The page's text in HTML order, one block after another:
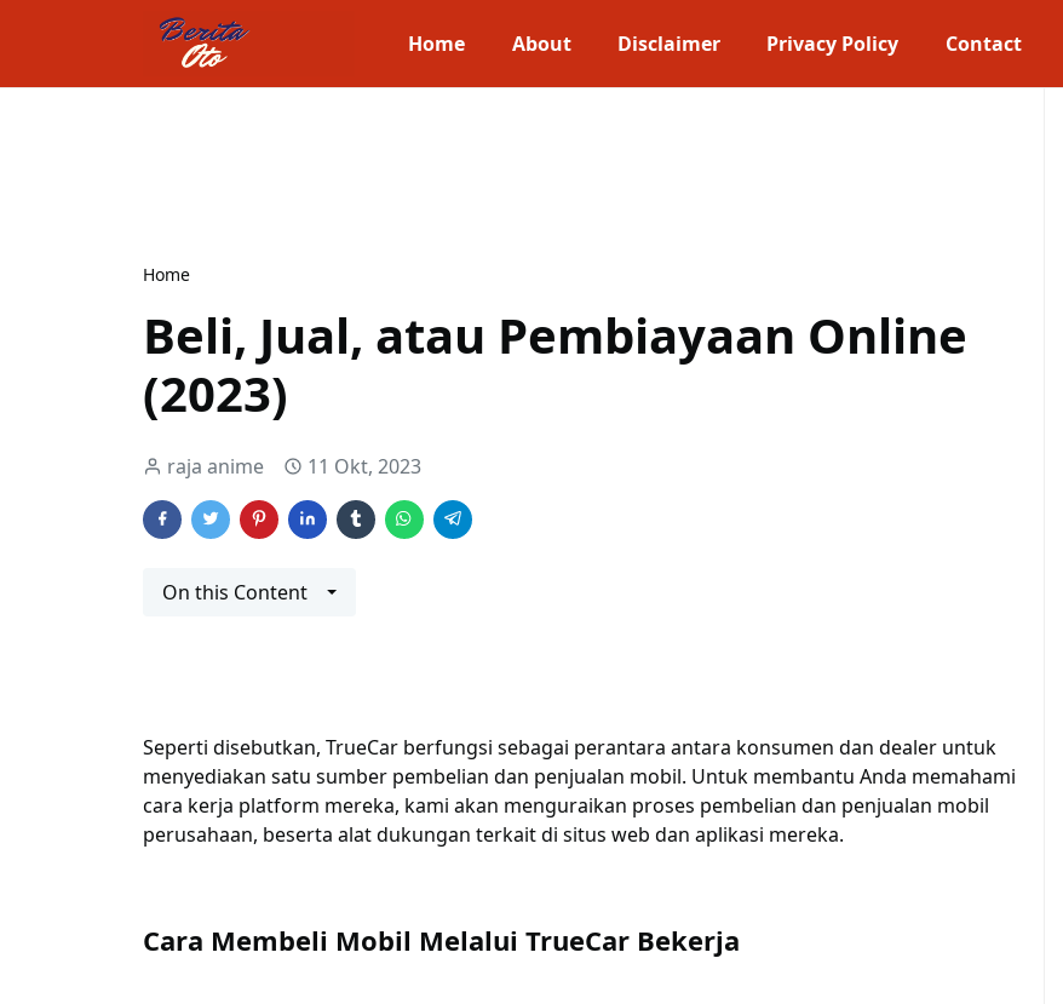
Home About Disclaimer Privacy Policy Contact
Home
Beli, Jual, atau Pembiayaan Online
(2023)
raja anime 11 Okt, 2023
On this Content
Seperti disebutkan, TrueCar berfungsi sebagai perantara antara konsumen dan dealer untuk
menyediakan satu sumber pembelian dan penjualan mobil. Untuk membantu Anda memahami
cara kerja platform mereka, kami akan menguraikan proses pembelian dan penjualan mobil
perusahaan, beserta alat dukungan terkait di situs web dan aplikasi mereka.
Cara Membeli Mobil Melalui TrueCar Bekerja